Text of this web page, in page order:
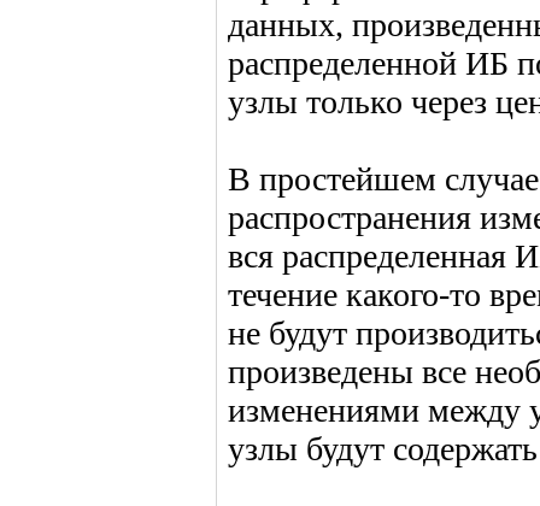
данных,
распределенной ИБ
узлы только через
В простейшем
распространения
вся распределенная
течение какого-то
не будут
произведены все
изменениями между
узлы будут